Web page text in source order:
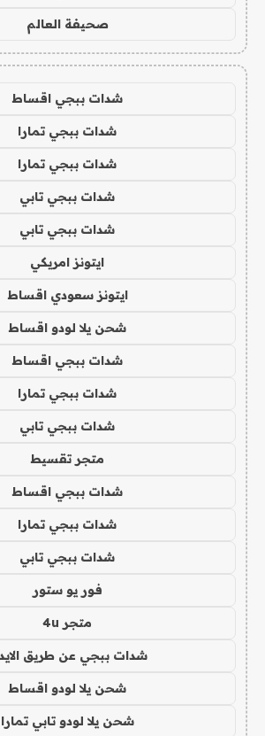
صحيفة العالم
شدات ببجي اقساط
شدات ببجي تمارا
شدات ببجي تمارا
شدات ببجي تابي
شدات ببجي تابي
ايتونز امريكي
ايتونز سعودي اقساط
شحن يلا لودو اقساط
شدات ببجي اقساط
شدات ببجي تمارا
شدات ببجي تابي
متجر تقسيط
شدات ببجي اقساط
شدات ببجي تمارا
شدات ببجي تابي
فور يو ستور
متجر 4u
شدات ببجي عن طريق
شحن يلا لودو اقساط
شحن يلا لودو تابي تمارا